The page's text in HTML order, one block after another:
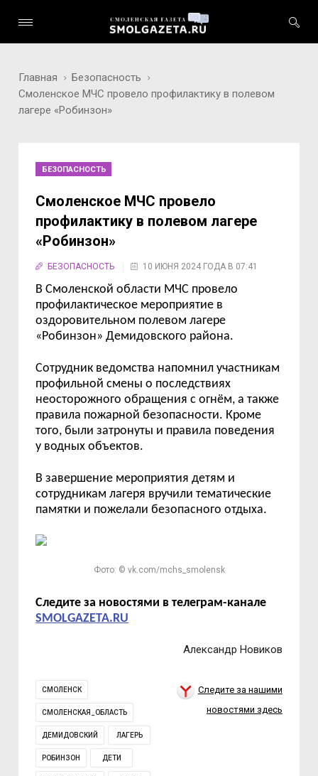
Главная
Безопасность
Смоленское МЧС провело профилактику в полевом
лагере «Робинзон»
БЕЗОПАСНОСТЬ
Смоленское МЧС провело
профилактику в полевом лагере
«Робинзон»
БЕЗОПАСНОСТЬ 10 ИЮНЯ 2024 ГОДА В 07:41
В Смоленской области МЧС провело
профилактическое мероприятие в
оздоровительном полевом лагере
«Робинзон» Демидовского района.
Сотрудник ведомства напомнил участникам
профильной смены о последствиях
неосторожного обращения с огнём, а также
правила пожарной безопасности. Кроме
того, были затронуты и правила поведения
у водных объектов.
В завершение мероприятия детям и
сотрудникам лагеря вручили тематические
памятки и пожелали безопасного отдыха.
Фото: © vk.com/mchs_smolensk
Следите за новостями в телеграм-канале
SMOLGAZETA.RU
Александр Новиков
СМОЛЕНСК
СМОЛЕНСКАЯ_ОБЛАСТЬ
ДЕМИДОВСКИЙ ЛАГЕРЬ
РОБИНЗОН ДЕТИ
Следите за нашими
новостями здесь